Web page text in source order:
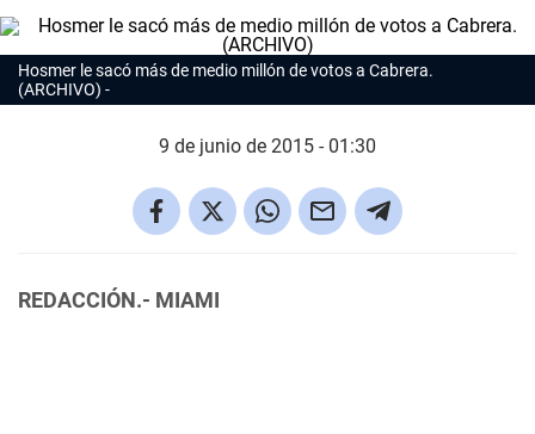
Hosmer le sacó más de medio millón de votos a Cabrera.
(ARCHIVO)
9 de junio de 2015 - 01:30
REDACCIÓN.- MIAMI